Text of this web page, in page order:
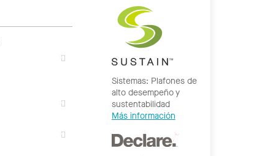
Sistemas: Plafones de
alto desempeño y
sustentabilidad
Más información